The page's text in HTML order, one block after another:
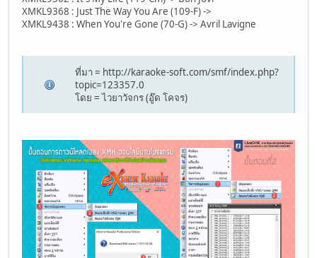
XMKL9368 : Just The Way You Are (109-F) ->
XMKL9438 : When You're Gone (70-G) -> Avril Lavigne
ที่มา = http://karaoke-soft.com/smf/index.php?
topic=123357.0
โดย = ไวยาวัจกร (อู๊ด โคจร)